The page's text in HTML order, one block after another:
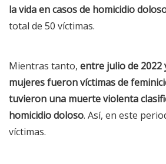
la vida en casos de homicidio
total de 50 víctimas.
Mientras tanto, entre julio de 2022
mujeres fueron víctimas de
tuvieron una muerte violenta
homicidio doloso. Así, en este
víctimas.